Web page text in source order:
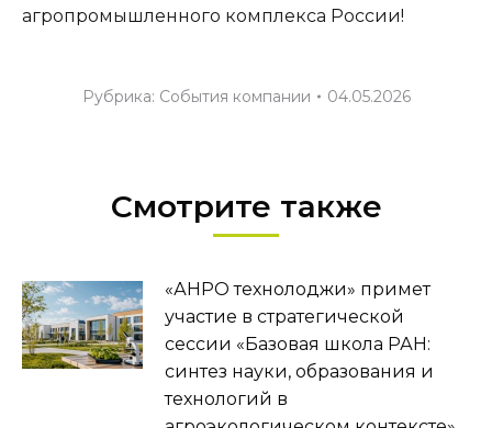
агропромышленного комплекса России!
Рубрика: События компании 04.05.2026
Смотрите также
«АНРО технолоджи» примет
участие в стратегической
сессии «Базовая школа РАН:
синтез науки, образования и
технологий в